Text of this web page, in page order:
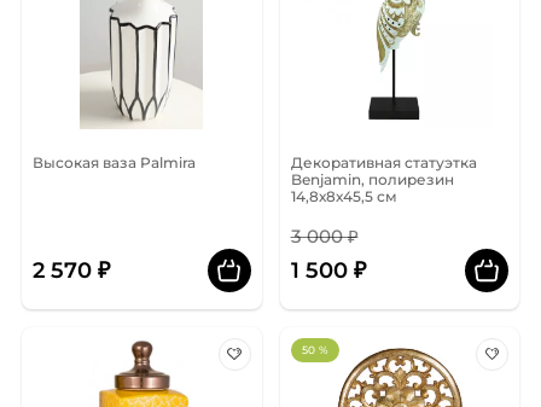
Высокая ваза Palmira
2 570 ₽
Декоративная статуэтка
Benjamin, полирезин
14,8х8х45,5 см
3 000 ₽
1 500 ₽
50 %